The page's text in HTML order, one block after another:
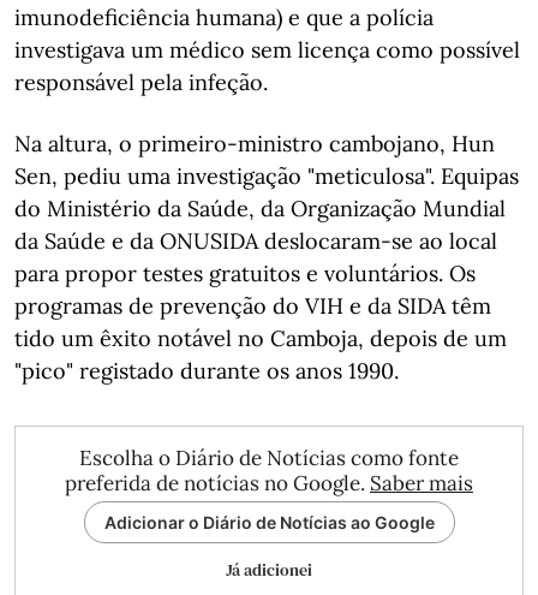
imunodeficiência humana) e que a polícia
investigava um médico sem licença como possível
responsável pela infeção.
Na altura, o primeiro-ministro cambojano, Hun
Sen, pediu uma investigação "meticulosa". Equipas
do Ministério da Saúde, da Organização Mundial
da Saúde e da ONUSIDA deslocaram-se ao local
para propor testes gratuitos e voluntários. Os
programas de prevenção do VIH e da SIDA têm
tido um êxito notável no Camboja, depois de um
"pico" registado durante os anos 1990.
Escolha o Diário de Notícias como fonte
preferida de notícias no Google. Saber mais
Adicionar o Diário de Notícias ao Google
Já adicionei